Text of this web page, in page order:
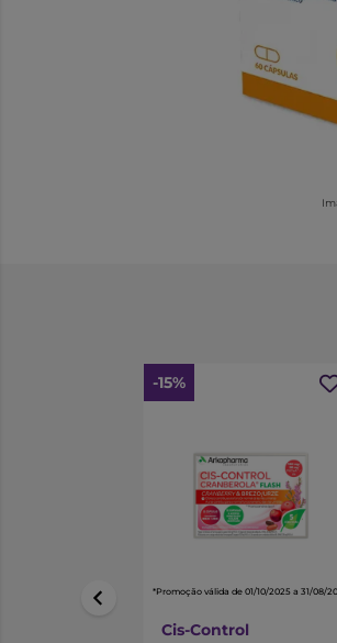
-15%
*Promoção válida de 01/10/2025 a 31/08/
Cis-Control